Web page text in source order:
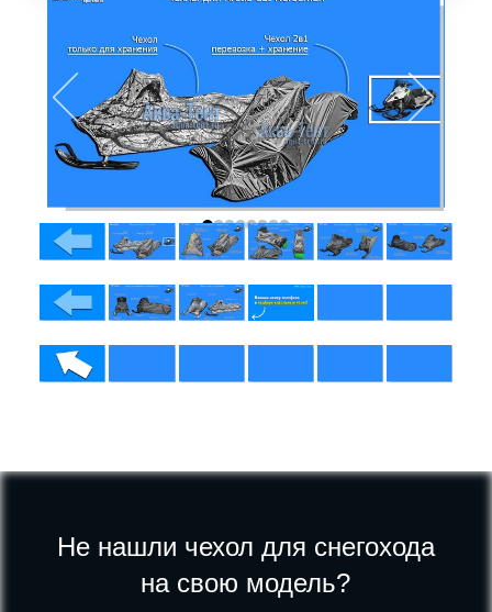
Не нашли чехол для снегохода
на свою модель?